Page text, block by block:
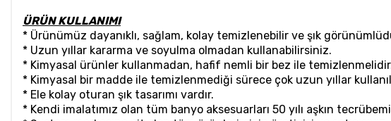
ÜRÜN KULLANIMI
* Ürünümüz dayanıklı, sağlam, kolay temizlenebilir ve şık
* Uzun yıllar kararma ve soyulma olmadan kullanabilirsiniz.
* Kimyasal ürünler kullanmadan, hafif nemli bir bez ile
* Kimyasal bir madde ile temizlenmediği sürece çok uzun yıllar
* Ele kolay oturan şık tasarımı vardır.
* Kendi imalatımız olan tüm banyo aksesuarları 50 yılı aşkın